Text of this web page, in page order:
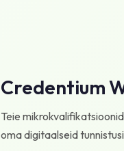
Credentium
Teie
oma digitaalseid